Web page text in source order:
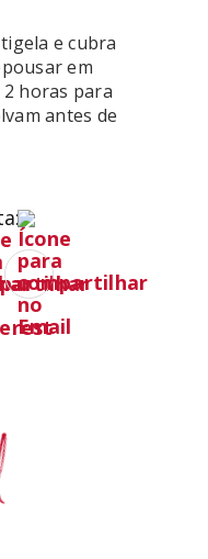
e cubra
em
horas para
antes de